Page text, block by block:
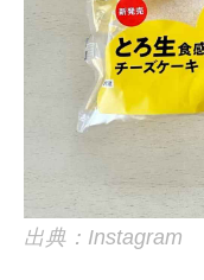
出典：Instagram